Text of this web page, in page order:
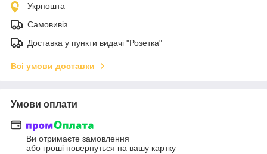
Укрпошта
Самовивіз
Доставка у пункти видачі "Розетка"
Всі умови доставки
Умови оплати
Ви отримаєте замовлення
або гроші повернуться на вашу картку